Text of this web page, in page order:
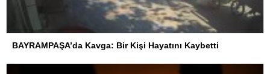
BAYRAMPAŞA’da Kavga: Bir Kişi Hayatını Kaybetti